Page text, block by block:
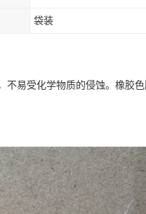
袋装
易受化学物质的侵蚀。橡胶